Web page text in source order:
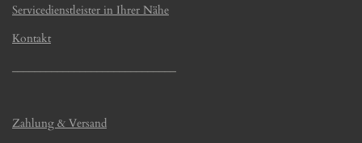
Servicedienstleister in Ihrer Nähe
Kontakt
Zahlung & Versand